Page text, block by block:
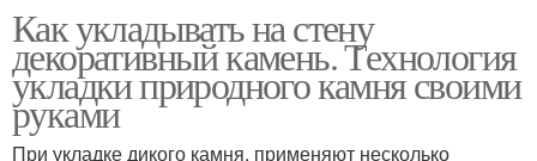
Как укладывать на стену
декоративный камень. Технология
укладки природного камня своими
руками
При укладке дикого камня, применяют несколько